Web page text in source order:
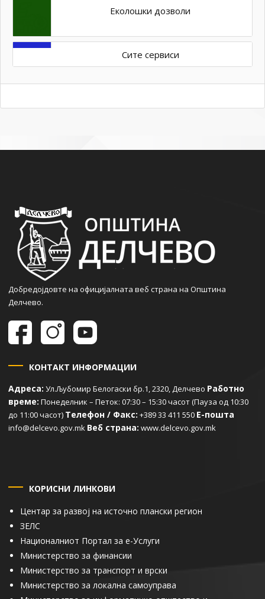
Еколошки дозволи
Сите сервиси
Добредојдовте на официјалната веб страна на Општина
Делчево.
КОНТАКТ ИНФОРМАЦИИ
Адреса: Ул.Љубомир Белогаски бр.1, 2320, Делчево Работно
време: Понеделник – Петок: 07:30 – 15:30 часот (Пауза од 10:30
до 11:00 часот) Телефон / Факс: +389 33 411 550 Е-пошта
info@delcevo.gov.mk Веб страна: www.delcevo.gov.mk
КОРИСНИ ЛИНКОВИ
Центар за развој на источно плански регион
ЗЕЛС
Националниот Портал за е-Услуги
Министерство за финансии
Министерство за транспорт и врски
Министерство за локална самоуправа